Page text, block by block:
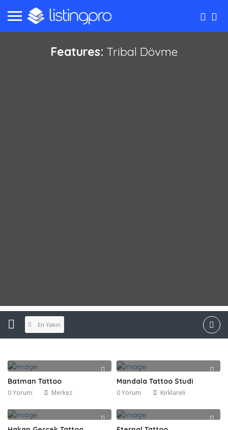
Features: Tribal Dövme
En Yakın
Batman Tattoo
0 Yorum Merkez
Mandala Tattoo Studi
0 Yorum Kırklareli